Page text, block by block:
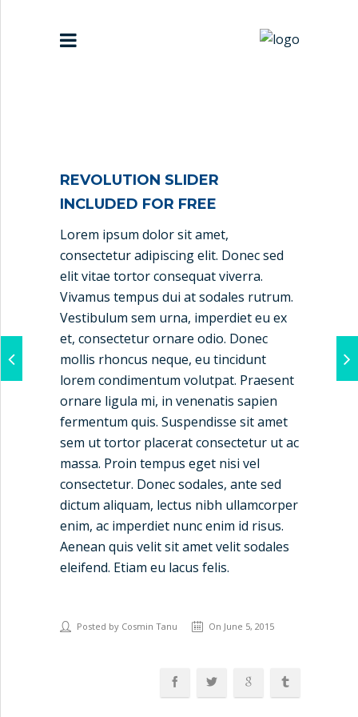
PARTNERS
CONTACT US
REVOLUTION SLIDER
INCLUDED FOR FREE
Lorem ipsum dolor sit amet,
consectetur adipiscing elit. Donec sed
elit vitae tortor consequat viverra.
Vivamus tempus dui at sodales rutrum.
Vestibulum sem urna, imperdiet eu ex
et, consectetur ornare odio. Donec
mollis rhoncus neque, eu tincidunt
lorem condimentum volutpat. Praesent
ornare ligula mi, in venenatis sapien
fermentum quis. Suspendisse sit amet
sem ut tortor placerat consectetur ut ac
massa. Proin tempus eget nisi vel
consectetur. Donec sodales, ante sed
dictum aliquam, lectus nibh ullamcorper
enim, ac imperdiet nunc enim id risus.
Aenean quis velit sit amet velit sodales
eleifend. Etiam eu lacus felis.
Posted by Cosmin Tanu On June 5, 2015